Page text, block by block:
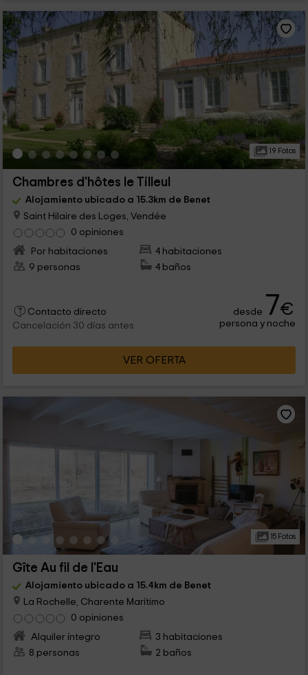
19 Fotos
Chambres d'hôtes le Tilleul
Alojamiento ubicado a 15.3km de Benet
Saint Hilaire des Loges, Vendée
0 opiniones
Por habitaciones
4 habitaciones
9 personas
4 baños
Contacto directo
Cancelación 30 días antes
desde 7€
persona y noche
VER OFERTA
15 Fotos
Gîte Au fil de l'Eau
Alojamiento ubicado a 15.4km de Benet
La Rochelle, Charente Marítimo
0 opiniones
Alquiler íntegro
3 habitaciones
8 personas
2 baños